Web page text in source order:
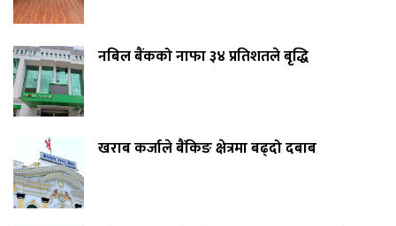
नबिल बैंकको नाफा ३४ प्रतिशतले बृद्धि
खराब कर्जाले बैंकिङ क्षेत्रमा बढ्दो दबाब